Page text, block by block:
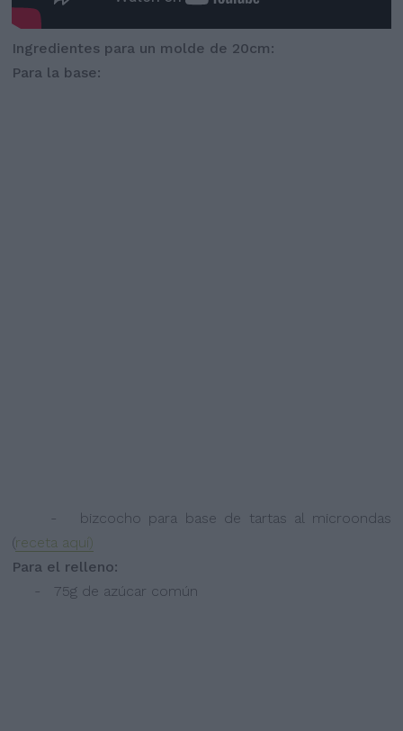
Ingredientes para un molde de 20cm:
Para la base:
- bizcocho para base de tartas al microondas
(receta aquí)
Para el relleno:
- 75g de azúcar común